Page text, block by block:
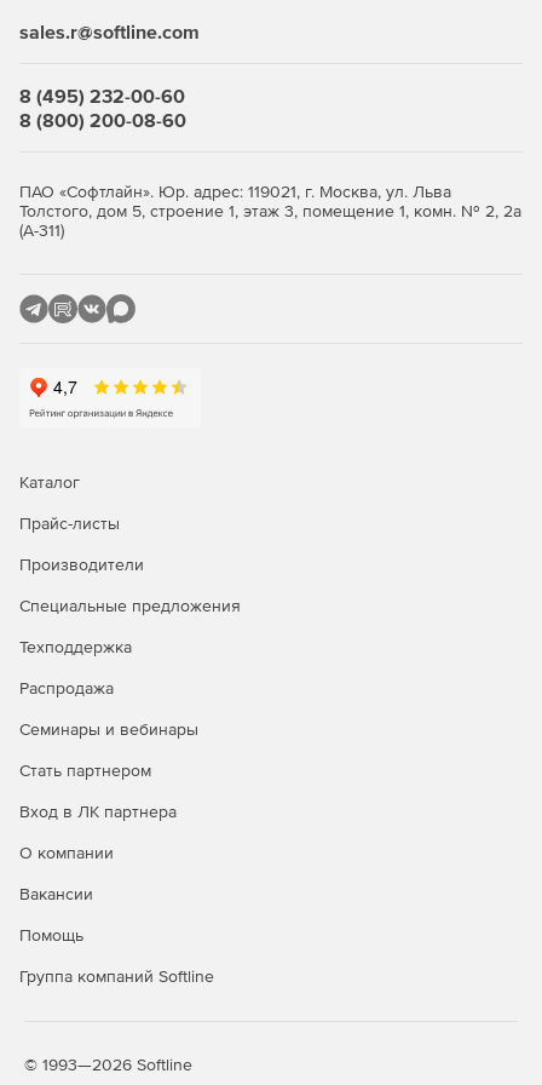
возможность загрузки удаленного компьютера с
Текстовый и голосовой чаты
Текстовый чат, голосовой чат и функция отправки
общаться с сотрудниками.
файлами аналогичен интерфейсу проводника
Windows, знакомому всем пользователям, что
случае сбоя сети можно продолжить передачу файла
Radmin поддерживает несколько одновременных
управлять несколькими компьютерами, просматривать
sales.r@softline.com
8 (495) 232-00-60
8 (800) 200-08-60
ПАО «Софтлайн». Юр. адрес: 119021, г. Москва, ул. Льва
Толстого, дом 5, строение 1, этаж 3, помещение 1, комн. № 2, 2а
(А-311)
Каталог
Прайс-листы
Производители
Специальные предложения
Техподдержка
Распродажа
Семинары и вебинары
Стать партнером
Вход в ЛК партнера
О компании
Вакансии
Помощь
Группа компаний Softline
© 1993—2026 Softline